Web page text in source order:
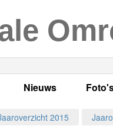
Nieuws
Actueel Lokaal
2015